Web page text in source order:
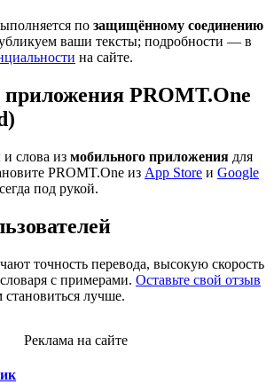
по защищённому соединению
ваши тексты; подробности — в
на сайте.
PROMT.One
слова из мобильного приложения для
PROMT.One из App Store и Google
под рукой.
точность перевода, высокую скорость
с примерами. Оставьте свой отзыв
лучше.
Реклама на сайте